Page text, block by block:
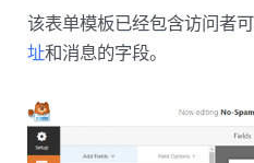
该表单模板已经包含访问者可
址和消息的字段。